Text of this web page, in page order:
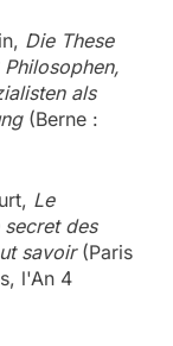
Die These
als
(Berne :
Le
des
savoir(Paris
l'An 4